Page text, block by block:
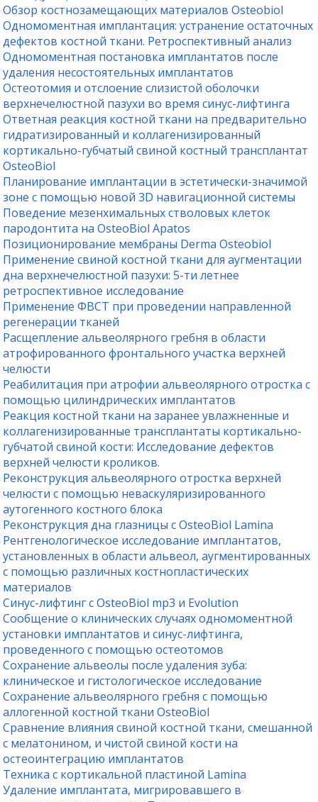
Обзор костнозамещающих материалов Osteobiol
Одномоментная имплантация: устранение остаточных
дефектов костной ткани. Ретроспективный анализ
Одномоментная постановка имплантатов после
удаления несостоятельных имплантатов
Остеотомия и отслоение слизистой оболочки
верхнечелюстной пазухи во время синус-лифтинга
Ответная реакция костной ткани на предварительно
гидратизированный и коллагенизированный
кортикально-губчатый свиной костный трансплантат
OsteoBiol
Планирование имплантации в эстетически-значимой
зоне с помощью новой 3D навигационной системы
Поведение мезенхимальных стволовых клеток
пародонтита на OsteoBiol Apatos
Позиционирование мембраны Derma Osteobiol
Применение свиной костной ткани для аугментации
дна верхнечелюстной пазухи: 5-ти летнее
ретроспективное исследование
Применение ФВСТ при проведении направленной
регенерации тканей
Расщепление альвеолярного гребня в области
атрофированного фронтального участка верхней
челюсти
Реабилитация при атрофии альвеолярного отростка с
помощью цилиндрических имплантатов
Реакция костной ткани на заранее увлажненные и
коллагенизированные трансплантаты кортикально-
губчатой свиной кости: Исследование дефектов
верхней челюсти кроликов.
Реконструкция альвеолярного отростка верхней
челюсти с помощью неваскуляризированного
аутогенного костного блока
Реконструкция дна глазницы с OsteoBiol Lamina
Рентгенологическое исследование имплантатов,
установленных в области альвеол, аугментированных
с помощью различных костнопластических
материалов
Синус-лифтинг с OsteoBiol mp3 и Evolution
Сообщение о клинических случаях одномоментной
установки имплантатов и синус-лифтинга,
проведенного с помощью остеотомов
Сохранение альвеолы после удаления зуба:
клиническое и гистологическое исследование
Сохранение альвеолярного гребня с помощью
аллогенной костной ткани OsteoBiol
Сравнение влияния свиной костной ткани, смешанной
с мелатонином, и чистой свиной кости на
остеоинтеграцию имплантатов
Техника с кортикальной пластиной Lamina
Удаление имплантата, мигрировавшего в